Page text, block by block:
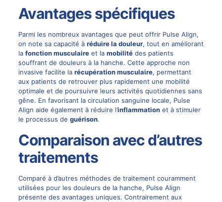
Avantages spécifiques
Parmi les nombreux avantages que peut offrir Pulse Align,
on note sa capacité à réduire la douleur, tout en améliorant
la fonction musculaireet la mobilitédes patients
souffrant de douleurs à la hanche. Cette approche non
invasive facilite la récupération musculaire, permettant
aux patients de retrouver plus rapidement une mobilité
optimale et de poursuivre leurs activités quotidiennes sans
gêne. En favorisant la circulation sanguine locale, Pulse
Align aide également à réduire l’inflammationet à stimuler
le processus de guérison.
Comparaison avec d’autres
traitements
Comparé à d’autres méthodes de traitement couramment
utilisées pour les douleurs de la hanche, Pulse Align
présente des avantages uniques. Contrairement aux